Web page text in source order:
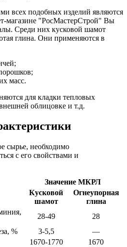
всех подобных изделий являются
магазине "РосМастерСтрой" Вы
Среди них кусковой шамот
глина. Они применяются в
масс.
для кладки тепловых
облицовке и т.д.
сырье, необходимо
с его свойствами и
Значение МКРЛ
Кусковой
шамот
Огнеупорная
глина
28-49
28
%
3-5,5
—
1670-1770
1670